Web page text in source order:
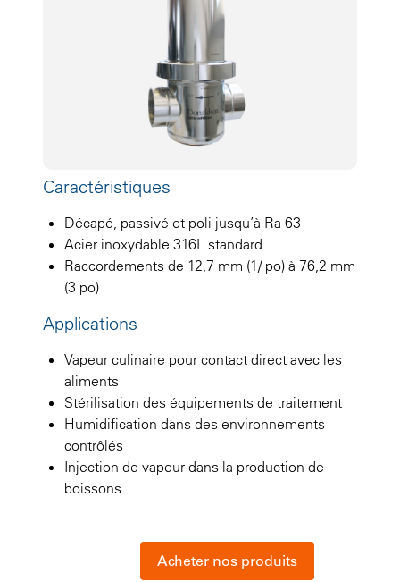
Caractéristiques
Décapé, passivé et poli jusqu’à Ra 63
Acier inoxydable 316L standard
Raccordements de 12,7 mm (1/ po) à 76,2 mm
(3 po)
Applications
Vapeur culinaire pour contact direct avec les
aliments
Stérilisation des équipements de traitement
Humidification dans des environnements
contrôlés
Injection de vapeur dans la production de
boissons
Acheter nos produits